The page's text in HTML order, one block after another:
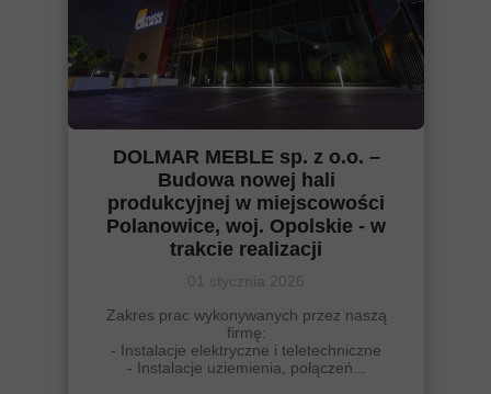
DOLMAR MEBLE sp. z o.o. –
Budowa nowej hali
produkcyjnej w miejscowości
Polanowice, woj. Opolskie - w
trakcie realizacji
01 stycznia 2026
Zakres prac wykonywanych przez naszą
firmę:
- Instalacje elektryczne i teletechniczne
- Instalacje uziemienia, połączeń...